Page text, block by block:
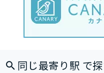
同じ最寄り駅 で